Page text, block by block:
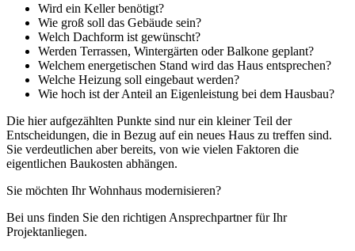
Wird ein Keller benötigt?
Wie groß soll das Gebäude sein?
Welch Dachform ist gewünscht?
Werden Terrassen, Wintergärten oder Balkone geplant?
Welchem energetischen Stand wird das Haus entsprechen?
Welche Heizung soll eingebaut werden?
Wie hoch ist der Anteil an Eigenleistung bei dem Hausbau?
Die hier aufgezählten Punkte sind nur ein kleiner Teil der
Entscheidungen, die in Bezug auf ein neues Haus zu treffen sind.
Sie verdeutlichen aber bereits, von wie vielen Faktoren die
eigentlichen Baukosten abhängen.
Sie möchten Ihr Wohnhaus modernisieren?
Bei uns finden Sie den richtigen Ansprechpartner für Ihr
Projektanliegen.